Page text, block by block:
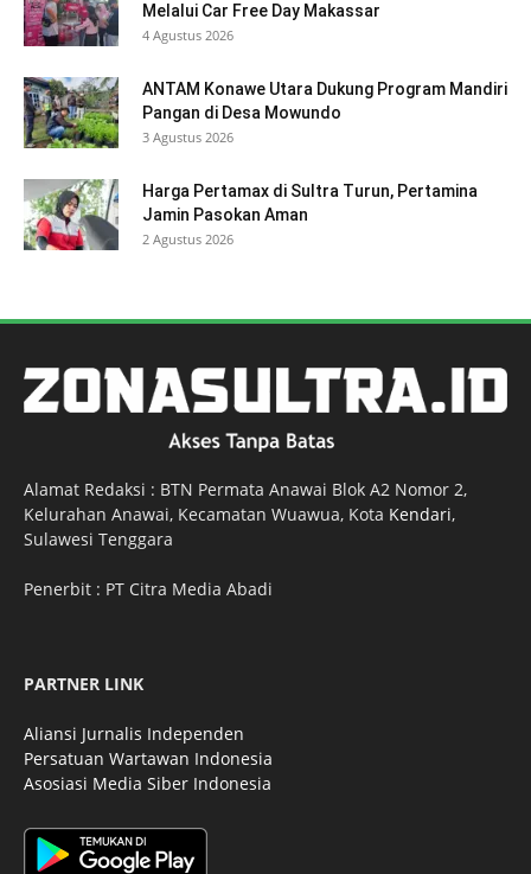
Melalui Car Free Day Makassar
4 Agustus 2026
ANTAM Konawe Utara Dukung Program Mandiri
Pangan di Desa Mowundo
3 Agustus 2026
Harga Pertamax di Sultra Turun, Pertamina
Jamin Pasokan Aman
2 Agustus 2026
Alamat Redaksi : BTN Permata Anawai Blok A2 Nomor 2,
Kelurahan Anawai, Kecamatan Wuawua, Kota Kendari,
Sulawesi Tenggara
Penerbit : PT Citra Media Abadi
PARTNER LINK
Aliansi Jurnalis Independen
Persatuan Wartawan Indonesia
Asosiasi Media Siber Indonesia